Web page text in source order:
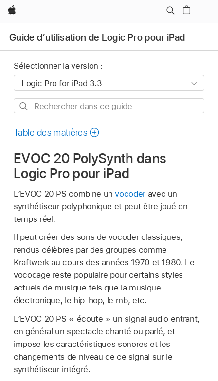
Apple
Guide d’utilisation de Logic Pro pour iPad
Sélectionner la version :
Rechercher
ce
Table des matières
EVOC 20 PolySynth dans
Logic Pro pour iPad
L’EVOC 20 PS combine unvocoderavec un
synthétiseur polyphonique et peut être joué en
temps réel.
Il peut créer des sons de vocoder classiques,
rendus célèbres par des groupes comme
Kraftwerk au cours des années 1970 et 1980. Le
vocodage reste populaire pour certains styles
actuels de musique tels que la musique
électronique, le hip-hop, le rnb, etc.
L’EVOC 20 PS « écoute » un signal audio entrant,
en général un spectacle chanté ou parlé, et
impose les caractéristiques sonores et les
changements de niveau de ce signal sur le
synthétiseur intégré.